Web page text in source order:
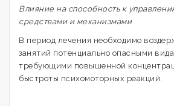
Влияние на способность к
средствами и механизмами
В период лечения необходимо
занятий потенциально опасными
требующими повышенной
быстроты психомоторных реакций.